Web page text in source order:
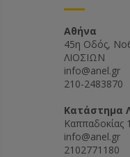
Αθήνα
45η Οδός,
ΛΙΟΣΙΩΝ
info@anel.gr
210-2483870
Kατάστημα
Καππαδοκίας
info@anel.gr
2102771180